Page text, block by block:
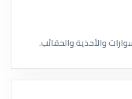
والأحذية والحقائب.